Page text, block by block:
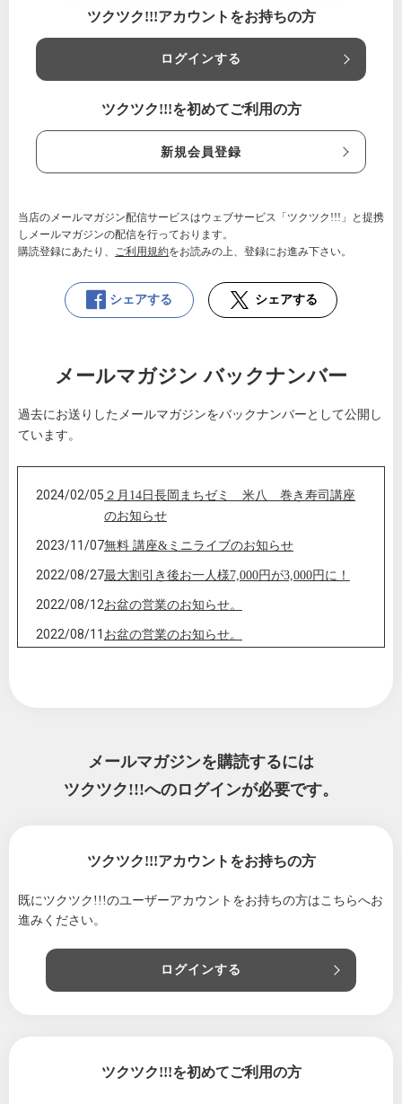
新潟県長岡市
ンのクーポン画面をお見せ下さい。
ツクツク!!!アカウントをお持ちの方
ログインする
ツクツク!!!を初めてご利用の方
新規会員登録
当店のメールマガジン配信サービスはウェブサービス「ツクツク!!!」と提携
しメールマガジンの配信を行っております。
購読登録にあたり、 ご利用規約をお読みの上、登録にお進み下さい。
シェアする シェアする
メールマガジン バックナンバー
過去にお送りしたメールマガジンをバックナンバーとして公開し
ています。
2024/02/05 ２月14日長岡まちゼミ 米八 巻き寿司講座
のお知らせ
2023/11/07無料 講座&ミニライブのお知らせ
2022/08/27最大割引き後お一人様7,000円が3,000円に！
2022/08/12お盆の営業のお知らせ。
2022/08/11 お盆の営業のお知らせ。
2022/03/09 またまたお得なお知らせです！！
2022/03/08メルマガ会員限定！！特典付き！通信販売開
知らせ
2021/12/03
使っ得県民割り日帰りディナープランのお知
米八 休業日変更のお知らせ。
メールマガジンを購読するには
ツクツク!!!へのログインが必要です。
ツクツク!!!アカウントをお持ちの方
既にツクツク!!!のユーザーアカウントをお持ちの方はこちらへお
進みください。
ログインする
ツクツク!!!を初めてご利用の方